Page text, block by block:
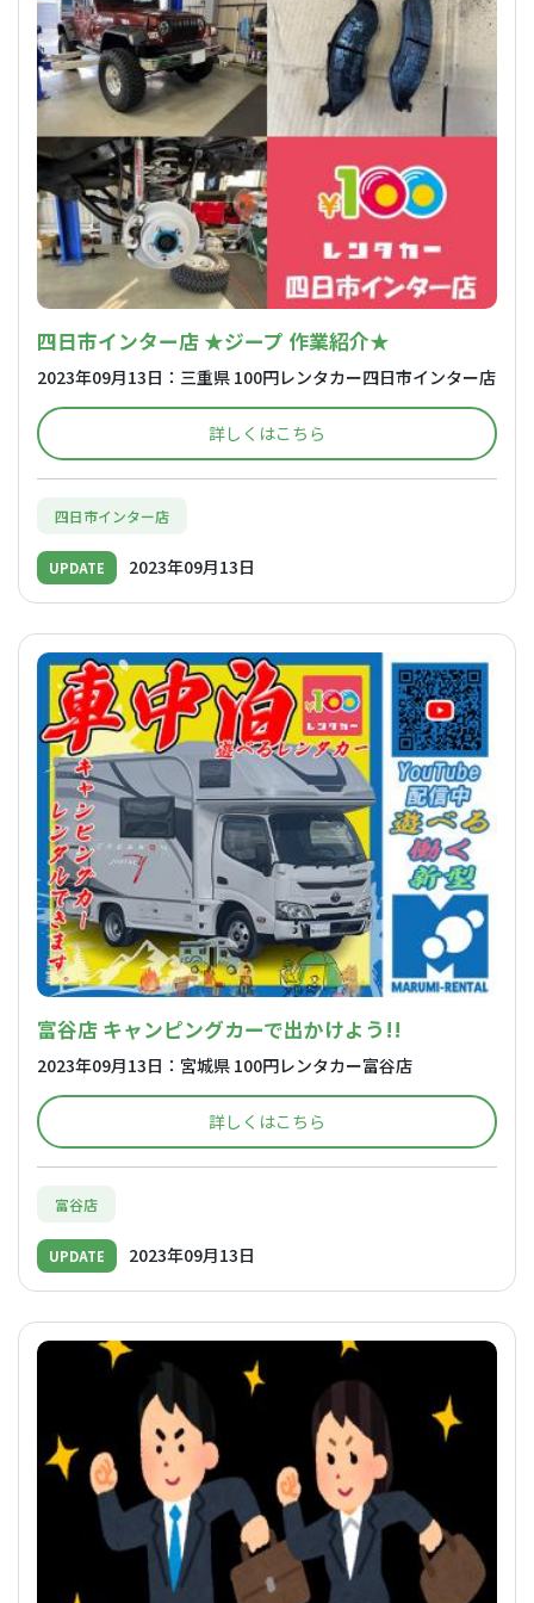
四日市インター店 ★ジープ 作業紹介★
2023年09月13日：三重県 100円レンタカー四日市インター店
詳しくはこちら
四日市インター店
UPDATE 2023年09月13日
富谷店 キャンピングカーで出かけよう!!
2023年09月13日：宮城県 100円レンタカー富谷店
詳しくはこちら
富谷店
UPDATE 2023年09月13日